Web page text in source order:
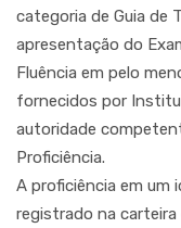
categoria de Guia de
apresentação do
Fluência em pelo
fornecidos por
autoridade
Proficiência.
A proficiência em um
registrado na carteira